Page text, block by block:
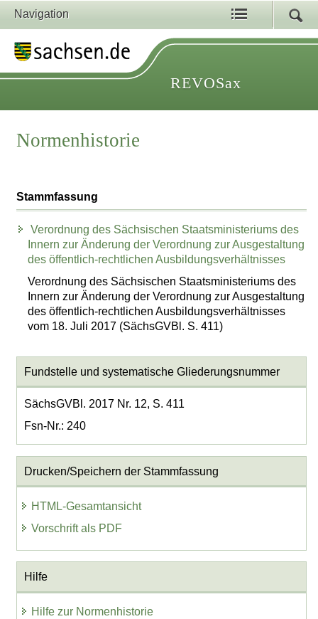
Navigation
REVOSax
Normenhistorie
Stammfassung
Verordnung des Sächsischen Staatsministeriums des
Innern zur Änderung der Verordnung zur Ausgestaltung
des öffentlich-rechtlichen Ausbildungsverhältnisses
Verordnung des Sächsischen Staatsministeriums des
Innern zur Änderung der Verordnung zur Ausgestaltung
des öffentlich-rechtlichen Ausbildungsverhältnisses
vom 18. Juli 2017 (SächsGVBl. S. 411)
Fundstelle und systematische Gliederungsnummer
SächsGVBl. 2017 Nr. 12, S. 411
Fsn-Nr.: 240
Drucken/Speichern der Stammfassung
HTML-Gesamtansicht
Vorschrift als PDF
Hilfe
Hilfe zur Normenhistorie